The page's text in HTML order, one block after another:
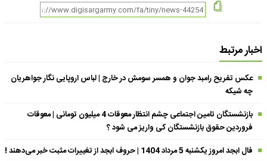
اخبار مرتبط
عکس تفریح رامبد جوان و همسر سومش در خارج | لباس اروپایی نگار جواهریان
چه شیکه
بازنشستگان تامین اجتماعی چشم انتظار معوقات 4 میلیون تومانی | معوقات
فروردین حقوق بازنشستگان کی واریز می شود ؟
فال ابجد امروز یکشنبه 5 مرداد 1404 | حروف ابجد از تغییرات مثبت خبر می‌دهند !